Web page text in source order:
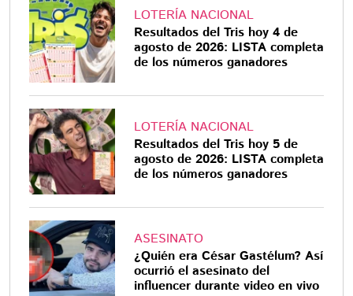
LOTERÍA NACIONAL
Resultados del Tris hoy 4 de
agosto de 2026: LISTA completa
de los números ganadores
LOTERÍA NACIONAL
Resultados del Tris hoy 5 de
agosto de 2026: LISTA completa
de los números ganadores
ASESINATO
¿Quién era César Gastélum? Así
ocurrió el asesinato del
influencer durante video en vivo